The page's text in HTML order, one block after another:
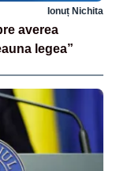
Ionuț Nichita
averea
legea”